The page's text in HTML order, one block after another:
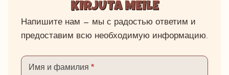
KIRJUTA MEILE
Напишите нам — мы с радостью ответим и
предоставим всю необходимую информацию.
Имя и фамилия *